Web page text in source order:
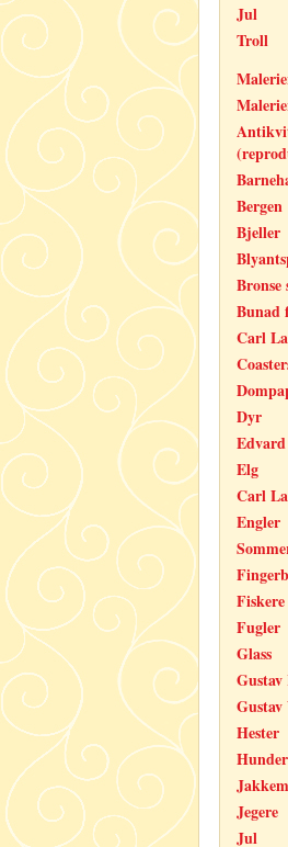
Jul
Troll
Bergen
Bjeller
Bunad
Carl
Dyr
Elg
Carl
Engler
Fiskere
Fugler
Glass
Hester
Hunder
Jegere
Jul